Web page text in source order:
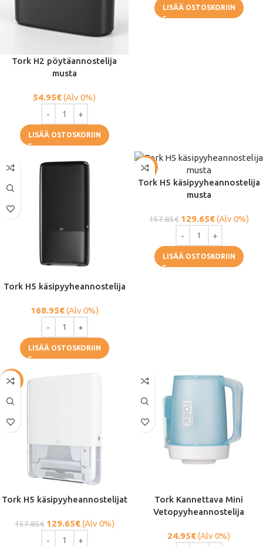
Tork H2 pöytäannostelija
musta
54.95€(Alv 0%)
LISÄÄ OSTOSKORIIN
LISÄÄ OSTOSKORIIN
Tork H5 käsipyyheannostelija
168.95€(Alv 0%)
LISÄÄ OSTOSKORIIN
-18%
Tork H5 käsipyyheannostelija
musta
157.85€ 129.65€(Alv 0%)
LISÄÄ OSTOSKORIIN
-18%
Tork H5 käsipyyheannostelijat
157.85€ 129.65€(Alv 0%)
Tork Kannettava Mini
Vetopyyheannostelija
24.95€(Alv 0%)